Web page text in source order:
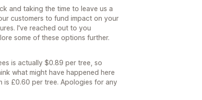
and taking the time to leave us a
customers to fund impact on your
I've reached out to you
some of these options further.
is actually $0.89 per tree, so
what might have happened here
is £0.60 per tree. Apologies for any